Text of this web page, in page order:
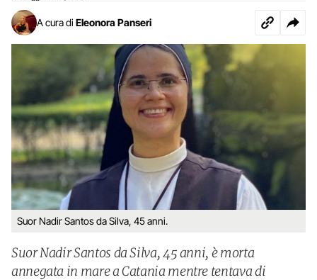
A cura di Eleonora Panseri
Suor Nadir Santos da Silva, 45 anni.
Suor Nadir Santos da Silva, 45 anni, è morta
annegata in mare a Catania mentre tentava di